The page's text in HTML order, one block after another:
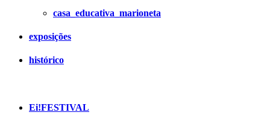
casa_educativa_marioneta
exposições
histórico
Ei!FESTIVAL